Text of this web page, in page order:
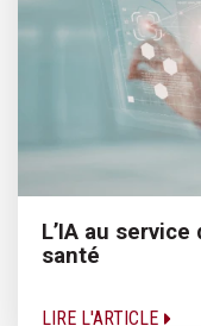
L’IA au
santé
LIRE L'ARTICLE